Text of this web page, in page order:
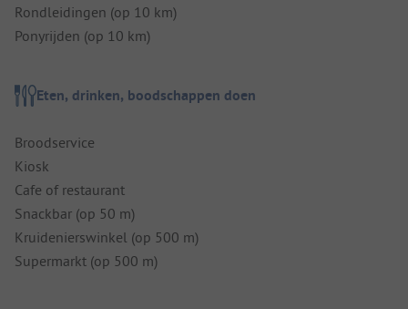
Rondleidingen (op 10 km)
Ponyrijden (op 10 km)
Eten, drinken, boodschappen doen
Broodservice
Kiosk
Cafe of restaurant
Snackbar (op 50 m)
Kruidenierswinkel (op 500 m)
Supermarkt (op 500 m)